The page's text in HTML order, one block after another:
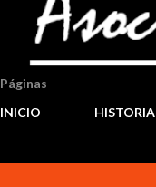
Páginas
INICIO
HISTORIA